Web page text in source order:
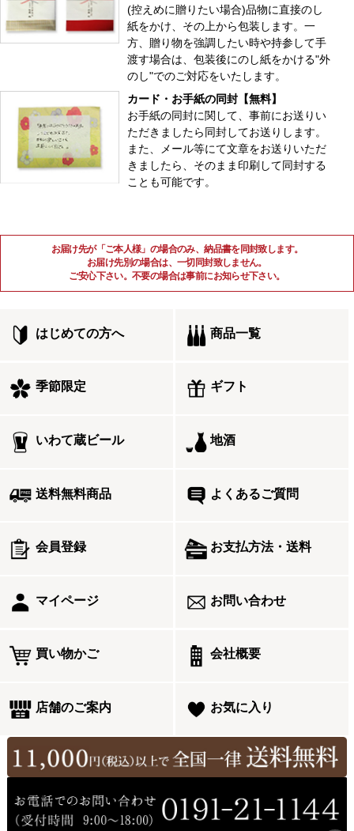
(控えめに贈りたい場合)品物に直接のし
紙をかけ、その上から包装します。一
方、贈り物を強調したい時や持参して手
渡す場合は、包装後にのし紙をかける"外
のし"でのご対応をいたします。
カード・お手紙の同封【無料】
お手紙の同封に関して、事前にお送りい
ただきましたら同封してお送りします。
また、メール等にて文章をお送りいただ
きましたら、そのまま印刷して同封する
ことも可能です。
お届け先が「ご本人様」の場合のみ、納品書を同封致します。
お届け先別の場合は、一切同封致しません。
ご安心下さい。不要の場合は事前にお知らせ下さい。
はじめての方へ 商品一覧
季節限定 ギフト
いわて蔵ビール 地酒
送料無料商品 よくあるご質問
会員登録 お支払方法・送料
マイページ お問い合わせ
買い物かご 会社概要
店舗のご案内 お気に入り